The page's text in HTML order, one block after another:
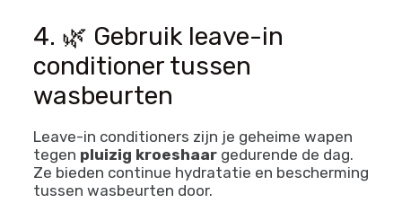
4. 🌿 Gebruik leave-in
conditioner tussen
wasbeurten
Leave-in conditioners zijn je geheime wapen
tegen pluizig kroeshaargedurende de dag.
Ze bieden continue hydratatie en bescherming
tussen wasbeurten door.